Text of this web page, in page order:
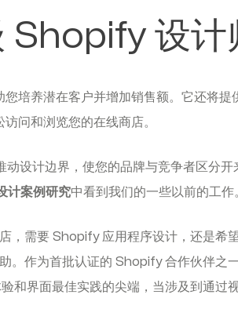
Shopify 设计
培养潜在客户并增加销售额。它还将
访问和浏览您的在线商店。
设计边界，使您的品牌与竞争者区分
案例研究中看到我们的一些以前的工作
，需要 Shopify 应用程序设计，还是希
。作为首批认证的 Shopify 合作伙伴之
和界面最佳实践的尖端，当涉及到通过